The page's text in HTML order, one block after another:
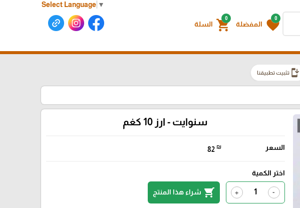
Select Language ▼
0
favorite المفضلة
0
shopping_cart السلة
install_mobileتثبيت تطبيقنا
سنوايت - ارز 10 كغم
السعر 82 ₪
اختر الكمية
-
+
shopping_cart شراء هذا المنتج